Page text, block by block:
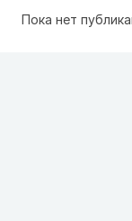
Пока нет